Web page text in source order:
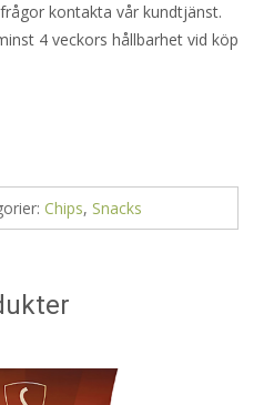
kontakta vår kundtjänst.
4 veckors hållbarhet vid köp
Chips, Snacks